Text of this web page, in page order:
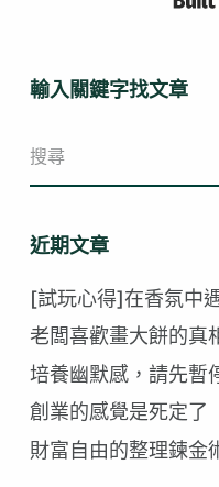
輸入關鍵字找文章
不
符
合
的
近期文章
[試玩心得]在香氛中
老闆喜歡畫大餅的真
培養幽默感，請先暫
創業的感覺是死定了
財富自由的整理鍊金